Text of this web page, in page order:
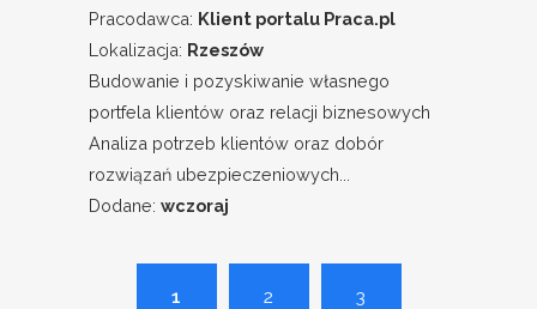
Pracodawca: Klient portalu Praca.pl
Lokalizacja: Rzeszów
Budowanie i pozyskiwanie własnego
portfela klientów oraz relacji biznesowych
Analiza potrzeb klientów oraz dobór
rozwiązań ubezpieczeniowych...
Dodane: wczoraj
1 2 3